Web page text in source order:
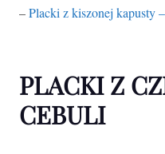
–Placki z kiszonej kapusty
PLACKI Z
CEBULI